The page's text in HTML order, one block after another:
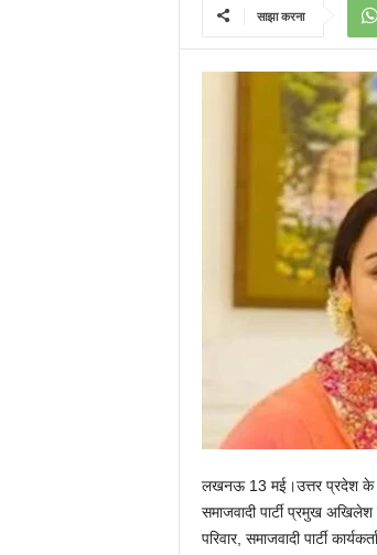
साझा करना
लखनऊ 13 मई।उत्तर प्रदेश के
समाजवादी पार्टी प्रमुख
परिवार, समाजवादी पार्टी